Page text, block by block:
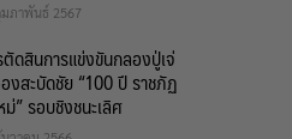
ภาพันธ์ 2567
ดสินการแข่งขันกลองปู่เจ่
งสะบัดชัย “100 ปี ราชภัฏ
ม่” รอบชิงชนะเลิศ